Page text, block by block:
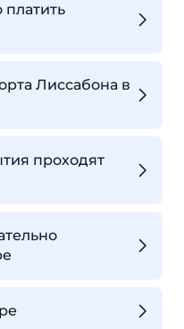
Лиссабона в
проходят